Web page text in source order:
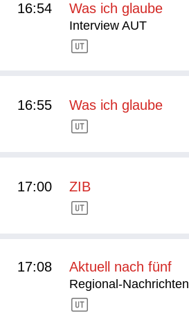
16:54 Was ich glaube
Interview AUT
16:55 Was ich glaube
17:00 ZIB
17:08 Aktuell nach fünf
Regional-Nachrichten